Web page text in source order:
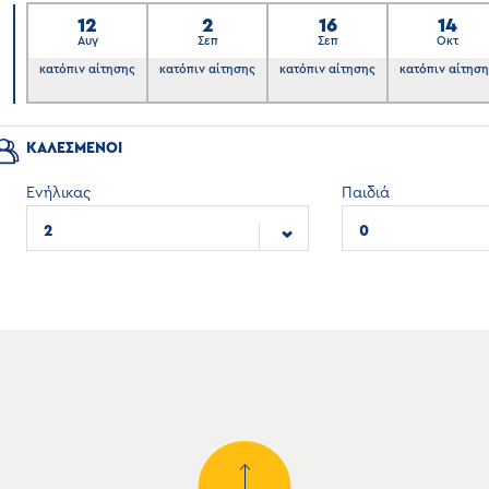
12
Αυγ
κατόπιν αίτησης
2
Σεπ
κατόπιν αίτησης
16
Σεπ
κατόπιν αίτησης
14
Οκτ
κατόπιν
ΚΑΛΕΣΜΕΝΟΙ
Ενήλικας
2
Παιδιά
0